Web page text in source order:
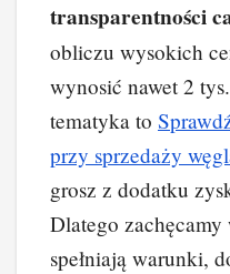
transparentności
obliczu wysokich
wynosić nawet 2
tematyka to
przy sprzedaży
grosz z dodatku
Dlatego
spełniają warunki,